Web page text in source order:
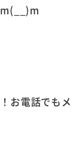
お電話でもメ